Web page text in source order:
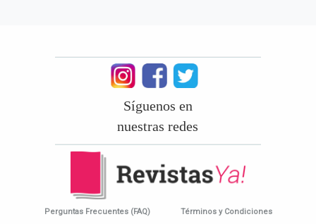
Síguenos en
nuestras redes
Perguntas Frecuentes (FAQ) Términos y Condiciones